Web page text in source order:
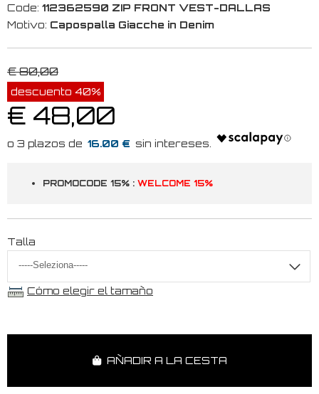
Code: 112362590 ZIP FRONT VEST-DALLAS
Motivo: Capospalla Giacche in Denim
€ 80,00
descuento 40%
€ 48,00
16.00 €
PROMOCODE 15% : WELCOME 15%
Talla
Cómo elegir el tamaño
AÑADIR A LA CESTA